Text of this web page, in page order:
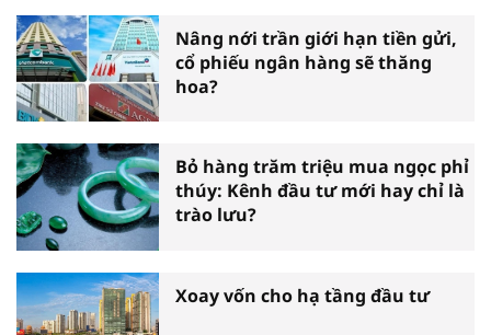
Nâng nới trần giới hạn tiền gửi,
cổ phiếu ngân hàng sẽ thăng
hoa?
Bỏ hàng trăm triệu mua ngọc phỉ
thúy: Kênh đầu tư mới hay chỉ là
trào lưu?
Xoay vốn cho hạ tầng đầu tư